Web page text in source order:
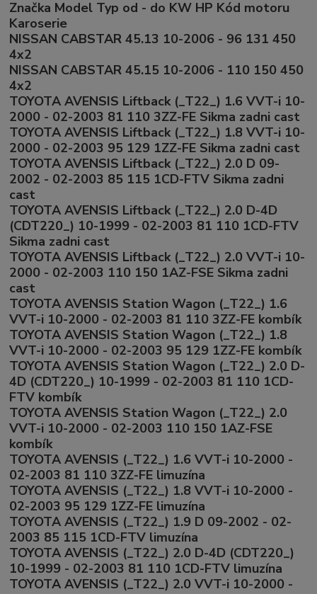
Značka Model Typ od - do KW HP Kód motoru
Karoserie
NISSAN CABSTAR 45.13 10-2006 - 96 131 450
4x2
NISSAN CABSTAR 45.15 10-2006 - 110 150 450
4x2
TOYOTA AVENSIS Liftback (_T22_) 1.6 VVT-i 10-
2000 - 02-2003 81 110 3ZZ-FE Sikma zadni cast
TOYOTA AVENSIS Liftback (_T22_) 1.8 VVT-i 10-
2000 - 02-2003 95 129 1ZZ-FE Sikma zadni cast
TOYOTA AVENSIS Liftback (_T22_) 2.0 D 09-
2002 - 02-2003 85 115 1CD-FTV Sikma zadni
cast
TOYOTA AVENSIS Liftback (_T22_) 2.0 D-4D
(CDT220_) 10-1999 - 02-2003 81 110 1CD-FTV
Sikma zadni cast
TOYOTA AVENSIS Liftback (_T22_) 2.0 VVT-i 10-
2000 - 02-2003 110 150 1AZ-FSE Sikma zadni
cast
TOYOTA AVENSIS Station Wagon (_T22_) 1.6
VVT-i 10-2000 - 02-2003 81 110 3ZZ-FE kombík
TOYOTA AVENSIS Station Wagon (_T22_) 1.8
VVT-i 10-2000 - 02-2003 95 129 1ZZ-FE kombík
TOYOTA AVENSIS Station Wagon (_T22_) 2.0 D-
4D (CDT220_) 10-1999 - 02-2003 81 110 1CD-
FTV kombík
TOYOTA AVENSIS Station Wagon (_T22_) 2.0
VVT-i 10-2000 - 02-2003 110 150 1AZ-FSE
kombík
TOYOTA AVENSIS (_T22_) 1.6 VVT-i 10-2000 -
02-2003 81 110 3ZZ-FE limuzína
TOYOTA AVENSIS (_T22_) 1.8 VVT-i 10-2000 -
02-2003 95 129 1ZZ-FE limuzína
TOYOTA AVENSIS (_T22_) 1.9 D 09-2002 - 02-
2003 85 115 1CD-FTV limuzína
TOYOTA AVENSIS (_T22_) 2.0 D-4D (CDT220_)
10-1999 - 02-2003 81 110 1CD-FTV limuzína
TOYOTA AVENSIS (_T22_) 2.0 VVT-i 10-2000 -